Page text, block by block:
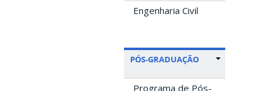
Engenharia Civil
PÓS-GRADUAÇÃO
Programa de Pós-